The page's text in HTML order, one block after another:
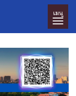
เมนู